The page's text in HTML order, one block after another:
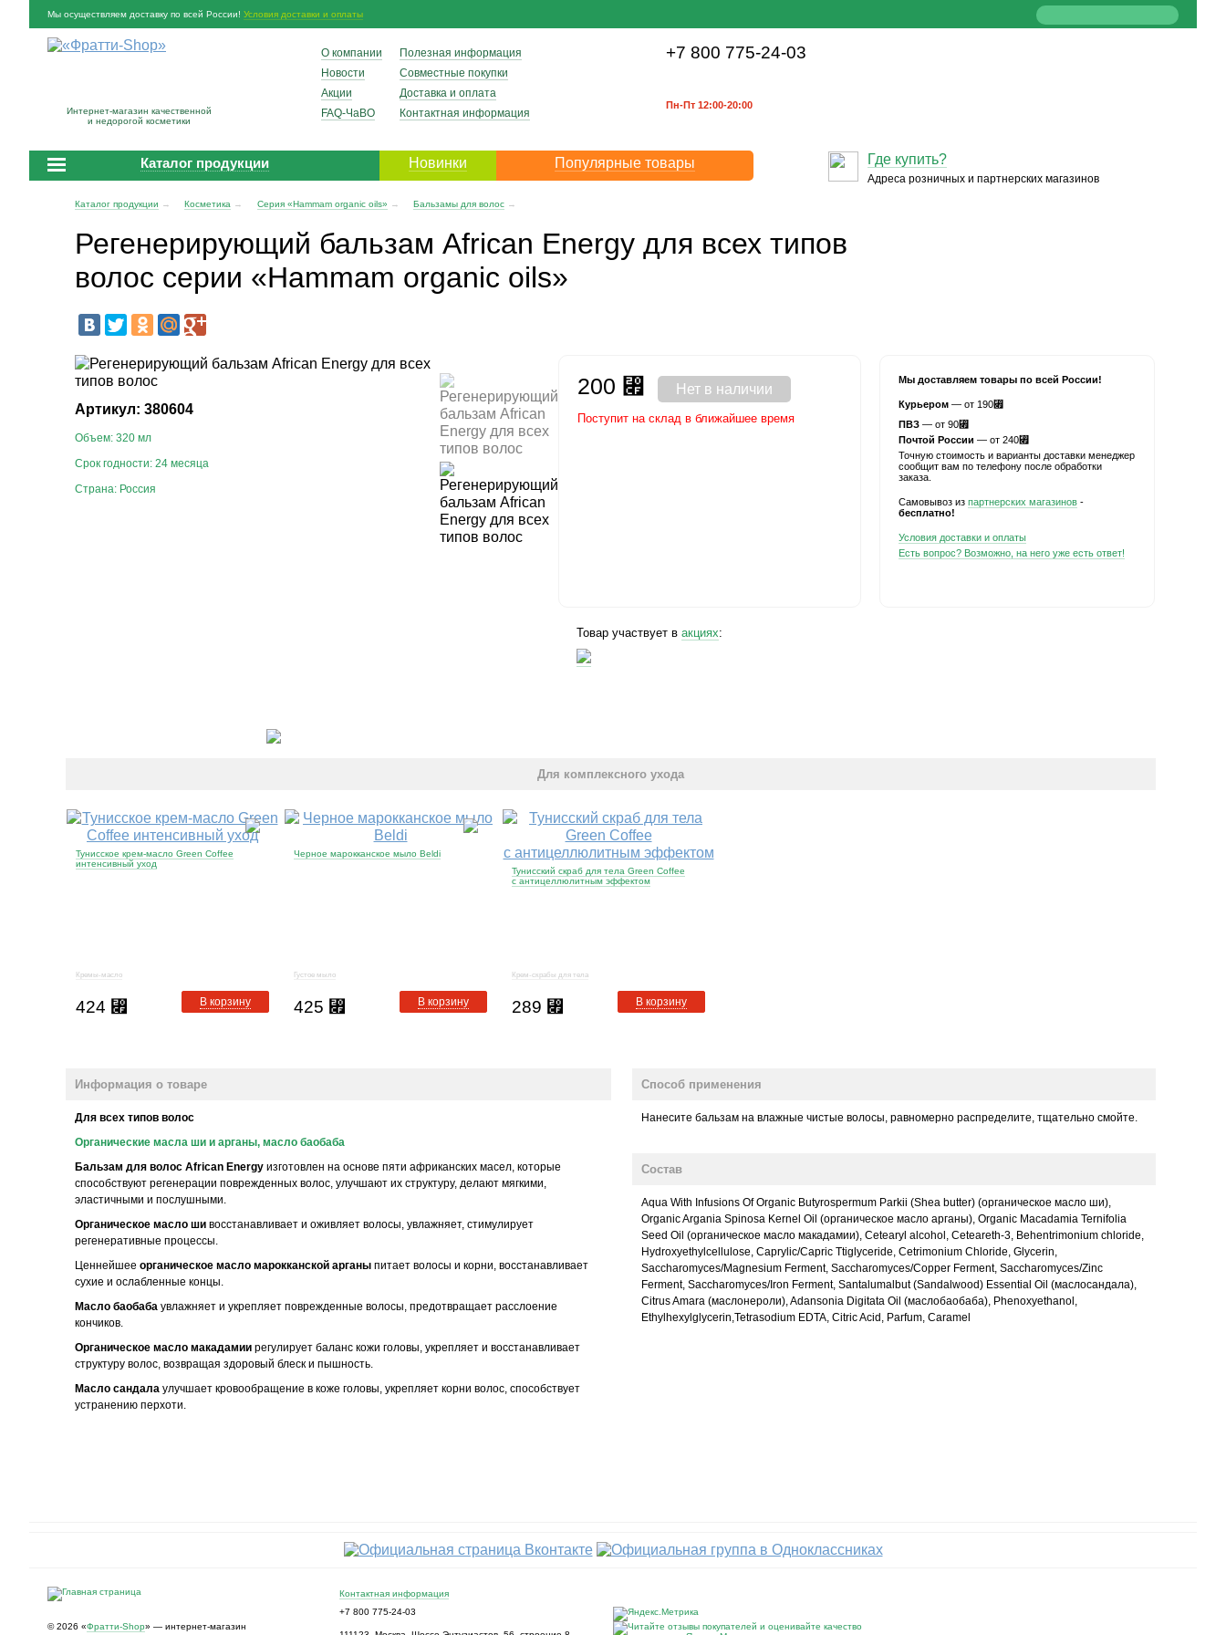
Мы осуществляем доставку по всей России! Условия доставки и оплаты
Интернет-магазин качественной
и недорогой косметики
О компании
Новости
Акции
FAQ-ЧаВО
Полезная информация
Совместные покупки
Доставка и оплата
Контактная информация
+7 800 775-24-03
Пн-Пт 12:00-20:00
Каталог продукции Новинки Популярные товары Где купить?
Адреса розничных и партнерских магазинов
Каталог продукции → Косметика → Серия «Hammam organic oils» → Бальзамы для волос→
Регенерирующий бальзам African Energy для всех типов
волос серии «Hammam organic oils»
Артикул: 380604
Объем: 320 мл
Срок годности: 24 месяца
Страна: Россия
200 ⃏ Нет в наличии
Поступит на склад в ближайшее время
Мы доставляем товары по всей России!
Курьером — от 190⃏
ПВЗ — от 90⃏
Почтой России — от 240⃏
Точную стоимость и варианты доставки менеджер
сообщит вам по телефону после обработки
заказа.
Самовывоз из партнерских магазинов -
бесплатно!
Условия доставки и оплаты
Есть вопрос? Возможно, на него уже есть ответ!
Товар участвует в акциях:
Для комплексного ухода
Тунисское крем-масло Green Coffee
интенсивный уход
Кремы-масло
424 ⃏ В корзину
Черное марокканское мыло Beldi
Густое мыло
425 ⃏ В корзину
Тунисский скраб для тела Green Coffee
с антицеллюлитным эффектом
Крем-скрабы для тела
289 ⃏ В корзину
Информация о товаре
Для всех типов волос
Органические масла ши и арганы, масло баобаба
Бальзам для волос African Energy изготовлен на основе пяти африканских масел, которые
способствуют регенерации поврежденных волос, улучшают их структуру, делают мягкими,
эластичными и послушными.
Органическое масло ши восстанавливает и оживляет волосы, увлажняет, стимулирует
регенеративные процессы.
Ценнейшее органическое масло марокканской арганы питает волосы и корни, восстанавливает
сухие и ослабленные концы.
Масло баобаба увлажняет и укрепляет поврежденные волосы, предотвращает расслоение
кончиков.
Органическое масло макадамии регулирует баланс кожи головы, укрепляет и восстанавливает
структуру волос, возвращая здоровый блеск и пышность.
Масло сандала улучшает кровообращение в коже головы, укрепляет корни волос, способствует
устранению перхоти.
Способ применения
Нанесите бальзам на влажные чистые волосы, равномерно распределите, тщательно смойте.
Состав
Aqua With Infusions Of Organic Butyrospermum Parkii (Shea butter) (органическое масло ши),
Organic Argania Spinosa Kernel Oil (органическое масло арганы), Organic Macadamia Ternifolia
Seed Oil (органическое масло макадамии), Cetearyl alcohol, Ceteareth-3, Behentrimonium chloride,
Hydroxyethylcellulose, Caprylic/Capric Ttiglyceride, Cetrimonium Chloride, Glycerin,
Saccharomyces/Magnesium Ferment, Saccharomyces/Copper Ferment, Saccharomyces/Zinc
Ferment, Saccharomyces/Iron Ferment, Santalumalbut (Sandalwood) Еssential Оil (маслосандала),
Citrus Amara (маслонероли), Adansonia Digitata Oil (маслобаобаба), Phenoxyethanol,
Ethylhexylglycerin,Tetrasodium EDTA, Citric Acid, Parfum, Caramel
© 2026 «Фратти-Shop» — интернет-магазин
Контактная информация
+7 800 775-24-03